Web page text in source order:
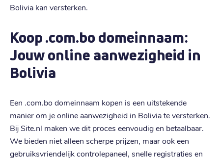
Bolivia kan versterken.
Koop .com.bo domeinnaam:
Jouw online aanwezigheid in
Bolivia
Een .com.bo domeinnaam kopen is een uitstekende
manier om je online aanwezigheid in Bolivia te versterken.
Bij Site.nl maken we dit proces eenvoudig en betaalbaar.
We bieden niet alleen scherpe prijzen, maar ook een
gebruiksvriendelijk controlepaneel, snelle registraties en